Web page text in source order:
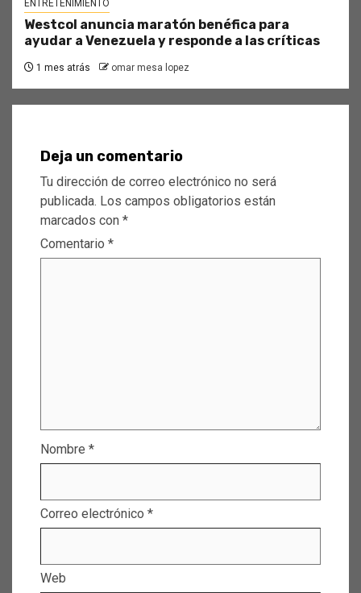
ENTRETENIMIENTO
Westcol anuncia maratón benéfica para
ayudar a Venezuela y responde a las críticas
1 mes atrás omar mesa lopez
Deja un comentario
Tu dirección de correo electrónico no será
publicada. Los campos obligatorios están
marcados con *
Comentario *
Nombre *
Correo electrónico *
Web